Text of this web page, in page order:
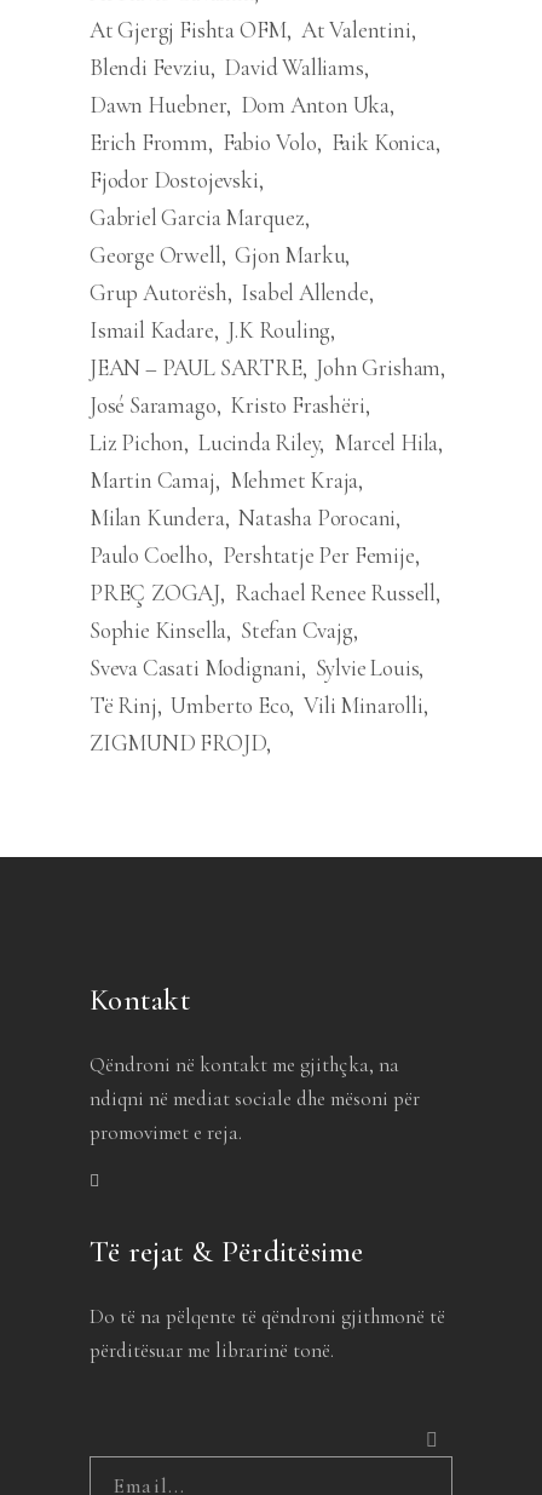
At Gjergj Fishta OFM At Valentini
Blendi Fevziu David Walliams
Dawn Huebner Dom Anton Uka
Erich Fromm
Fabio Volo
Faik Konica
Fjodor Dostojevski
Gabriel Garcia Marquez
George Orwell Gjon Marku
Grup Autorësh Isabel Allende
Ismail Kadare J.K Rouling
JEAN – PAUL SARTRE John Grisham
José Saramago Kristo Frashëri
Liz Pichon Lucinda Riley Marcel Hila
Martin Camaj
Mehmet Kraja
Milan Kundera Natasha Porocani
Paulo Coelho
Pershtatje Per Femije
PREÇ ZOGAJ
Rachael Renee Russell
Sophie Kinsella Stefan Cvajg
Sveva Casati Modignani
Sylvie Louis
Të Rinj Umberto Eco Vili Minarolli
ZIGMUND FROJD
Kontakt
Qëndroni në kontakt me gjithçka, na
ndiqni në mediat sociale dhe mësoni për
promovimet e reja.
Të rejat & Përditësime
Do të na pëlqente të qëndroni gjithmonë të
përditësuar me librarinë tonë.